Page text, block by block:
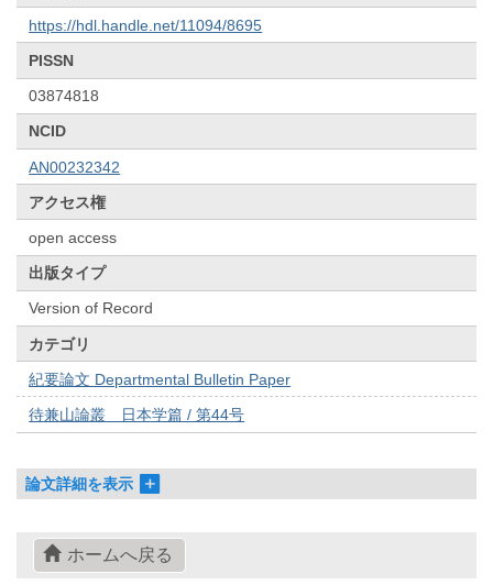
https://hdl.handle.net/11094/8695
PISSN
03874818
NCID
AN00232342
アクセス権
open access
出版タイプ
Version of Record
カテゴリ
紀要論文 Departmental Bulletin Paper
待兼山論叢 日本学篇 / 第44号
論文詳細を表示
ホームへ戻る